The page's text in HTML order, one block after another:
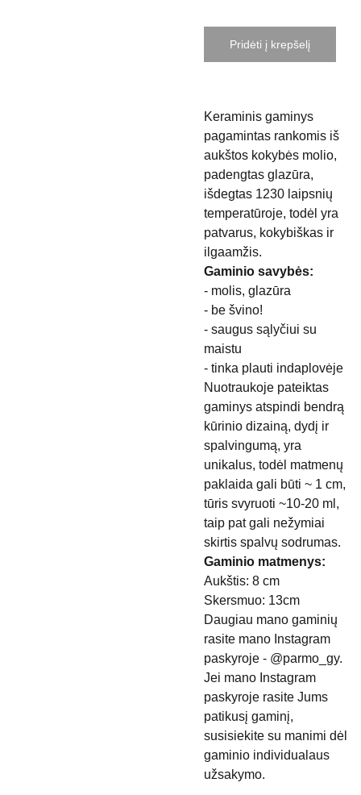
Pridėti į krepšelį
Keraminis gaminys
pagamintas rankomis iš
aukštos kokybės molio,
padengtas glazūra,
išdegtas 1230 laipsnių
temperatūroje, todėl yra
patvarus, kokybiškas ir
ilgaamžis.
Gaminio savybės:
- molis, glazūra
- be švino!
- saugus sąlyčiui su
maistu
- tinka plauti indaplovėje
Nuotraukoje pateiktas
gaminys atspindi bendrą
kūrinio dizainą, dydį ir
spalvingumą, yra
unikalus, todėl matmenų
paklaida gali būti ~ 1 cm,
tūris svyruoti ~10-20 ml,
taip pat gali nežymiai
skirtis spalvų sodrumas.
Gaminio matmenys:
Aukštis: 8 cm
Skersmuo: 13cm
Daugiau mano gaminių
rasite mano Instagram
paskyroje - @parmo_gy.
Jei mano Instagram
paskyroje rasite Jums
patikusį gaminį,
susisiekite su manimi dėl
gaminio individualaus
užsakymo.